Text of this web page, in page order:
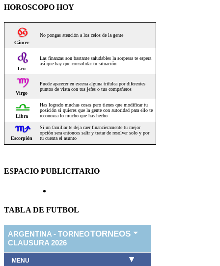
HOROSCOPO HOY
ESPACIO PUBLICITARIO
TABLA DE FUTBOL